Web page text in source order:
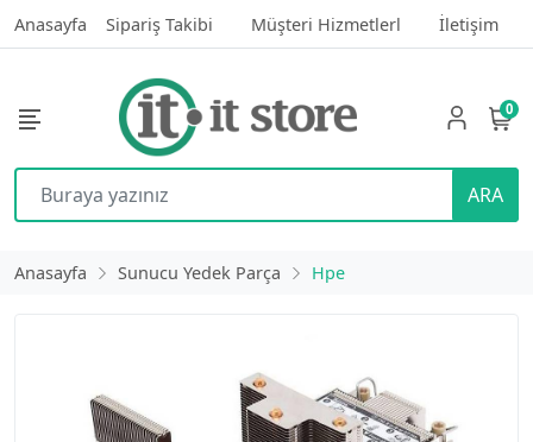
Anasayfa Sipariş Takibi Müşteri Hizmetlerl İletişim
ARA
0
Anasayfa Sunucu Yedek Parça Hpe